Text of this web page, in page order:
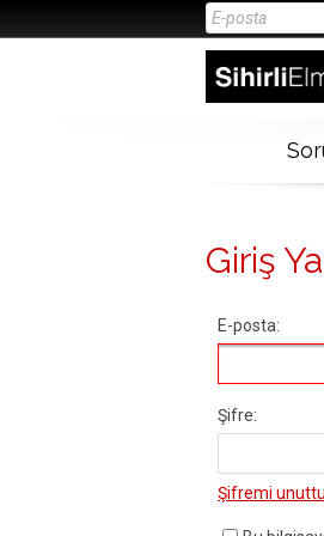
Giriş
E-posta:
Şifre:
Şifremi